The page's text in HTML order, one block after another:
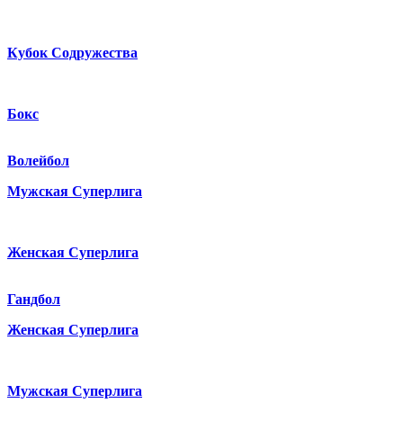
Кубок Содружества
Бокс
Волейбол
Мужская Суперлига
Женская Суперлига
Гандбол
Женская Суперлига
Мужская Суперлига